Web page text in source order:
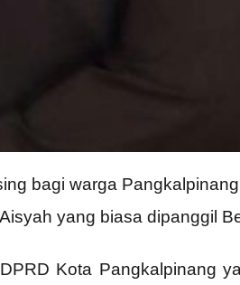
bagi warga
yang biasa dipanggil
Kota Pangkalpinang